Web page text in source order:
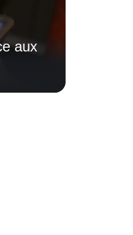
aux